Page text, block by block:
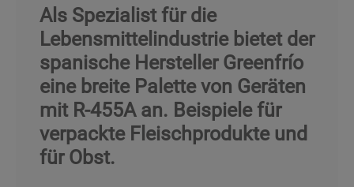
Als Spezialist für die
Lebensmittelindustrie bietet der
spanische Hersteller Greenfrío
eine breite Palette von Geräten
mit R-455A an. Beispiele für
verpackte Fleischprodukte und
für Obst.